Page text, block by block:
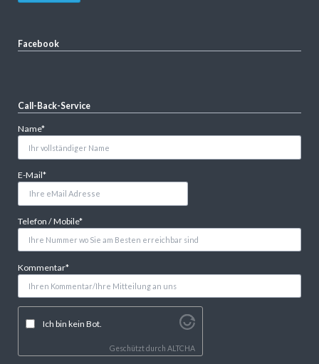
Facebook
Call-Back-Service
Pflichtfeld
Name*
Pflichtfeld
E-Mail*
Pflichtfeld
Telefon / Mobile*
Pflichtfeld
Kommentar*
Ich bin kein Bot.
Geschützt durchALTCHA